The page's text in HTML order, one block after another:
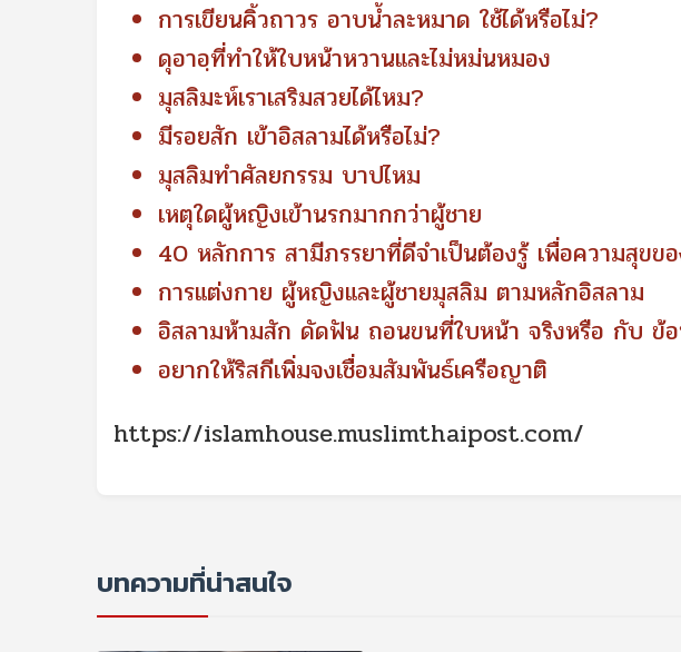
การเขียนคิ้วถาวร อาบน้ำละหมาด ใช้ได้หรือไม่?
ดุอาอฺที่ทำให้ใบหน้าหวานและไม่หม่นหมอง
มุสลิมะห์เราเสริมสวยได้ไหม?
มีรอยสัก เข้าอิสลามได้หรือไม่?
มุสลิมทำศัลยกรรม บาปไหม
เหตุใดผู้หญิงเข้านรกมากกว่าผู้ชาย
40 หลักการ สามีภรรยาที่ดีจำเป็นต้องรู้ เพื่อความสุขข
การแต่งกาย ผู้หญิงและผู้ชายมุสลิม ตามหลักอิสลาม
อิสลามห้ามสัก ดัดฟัน ถอนขนที่ใบหน้า จริงหรือ กับ ข้
อยากให้ริสกีเพิ่มจงเชื่อมสัมพันธ์เครือญาติ
https://islamhouse.muslimthaipost.com/
บทความที่น่าสนใจ